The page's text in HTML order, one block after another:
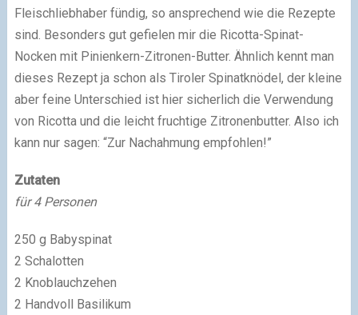
Fleischliebhaber fündig, so ansprechend wie die Rezepte
sind. Besonders gut gefielen mir die Ricotta-Spinat-
Nocken mit Pinienkern-Zitronen-Butter. Ähnlich kennt man
dieses Rezept ja schon als Tiroler Spinatknödel, der kleine
aber feine Unterschied ist hier sicherlich die Verwendung
von Ricotta und die leicht fruchtige Zitronenbutter. Also ich
kann nur sagen: “Zur Nachahmung empfohlen!”
Zutaten
für 4 Personen
250 g Babyspinat
2 Schalotten
2 Knoblauchzehen
2 Handvoll Basilikum